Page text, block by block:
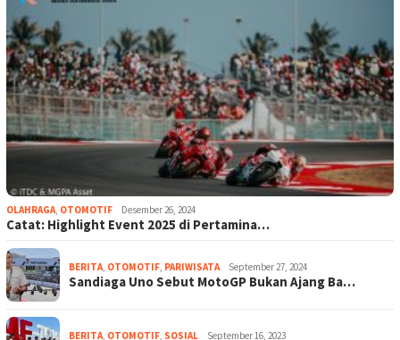
OLAHRAGA OTOMOTIF Desember 26, 2024
Catat: Highlight Event 2025 di Pertamina…
BERITA OTOMOTIF PARIWISATA September 27, 2024
Sandiaga Uno Sebut MotoGP Bukan Ajang Ba…
BERITA OTOMOTIF SOSIAL September 16, 2023